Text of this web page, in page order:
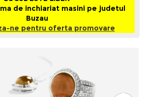
de inchiariat masini pe judetul
Buzau
ne pentru oferta promovare